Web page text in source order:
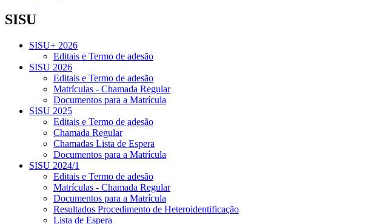
SISU
SISU+ 2026
Editais e Termo de adesão
SISU 2026
Editais e Termo de adesão
Matrículas - Chamada Regular
Documentos para a Matrícula
SISU 2025
Editais e Termo de adesão
Chamada Regular
Chamadas Lista de Espera
Documentos para a Matrícula
SISU 2024/1
Editais e Termo de adesão
Matrículas - Chamada Regular
Documentos para a Matrícula
Resultados Procedimento de Heteroidentificação
Lista de Espera